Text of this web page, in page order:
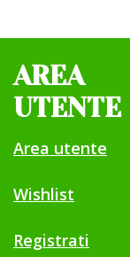
AREA
UTENTE
Area utente
Wishlist
Registrati